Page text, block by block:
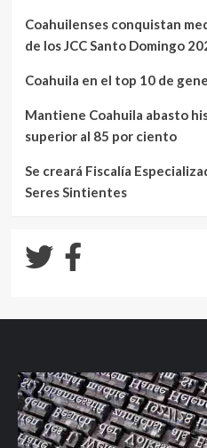
Coahuilenses conquistan
de los JCC Santo Domingo
Coahuila en el top 10 de
Mantiene Coahuila abasto
superior al 85 por ciento
Se creará Fiscalía
Seres Sintientes